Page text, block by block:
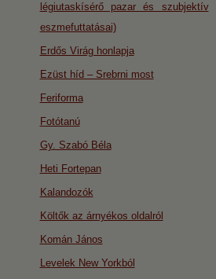
légiutaskísérő pazar és szubjektív
eszmefuttatásai)
Erdős Virág honlapja
Ezüst híd – Srebrni most
Feriforma
Fotótanú
Gy. Szabó Béla
Heti Fortepan
Kalandozók
Költők az árnyékos oldalról
Komán János
Levelek New Yorkból